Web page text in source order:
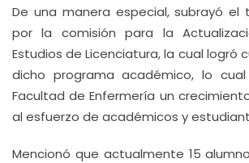
De una manera especial, subrayó el
por la comisión para la
Estudios de Licenciatura, la cual logró
dicho programa académico, lo
Facultad de Enfermería un
al esfuerzo de académicos y
Mencionó que actualmente 15